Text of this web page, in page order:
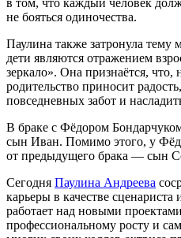
не бояться одиночества.
Паулина также затронула тему
дети являются отражением
зеркало». Она признаётся, что,
родительство приносит
повседневных забот и
В браке с Фёдором
сын Иван. Помимо этого, у
от предыдущего брака — сын
Сегодня Паулина Андреева
карьеры в качестве
работает над новыми
профессиональному росту и